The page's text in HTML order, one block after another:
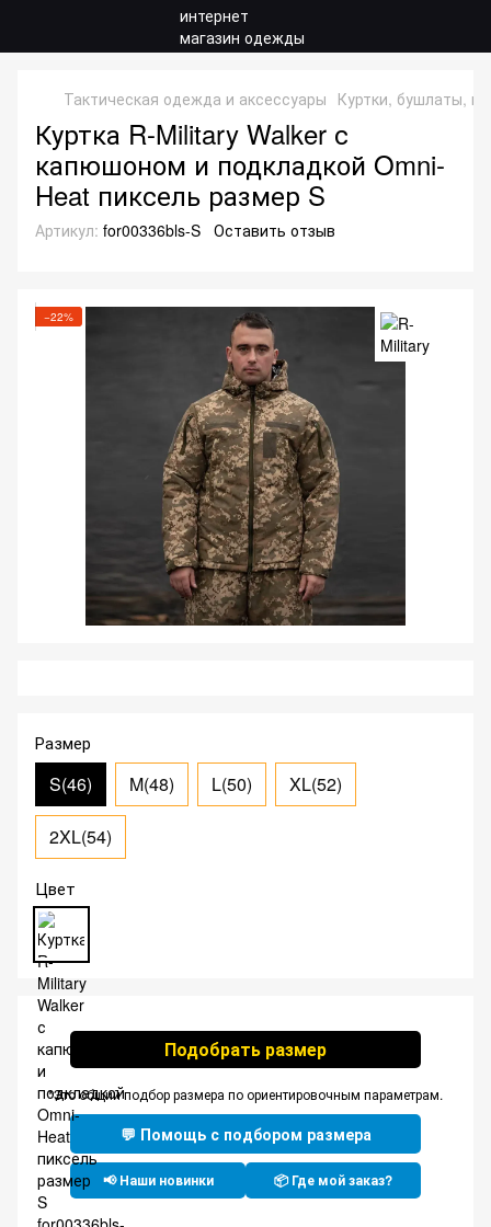
Тактическая одежда и аксессуары Куртки, бушлаты,
Куртка R-Military Walker с
капюшоном и подкладкой Omni-
Heat пиксель размер S
Артикул: for00336bls-S Оставить отзыв
−22%
Размер
S(46) M(48) L(50) XL(52)
2XL(54)
Цвет
Подобрать размер
*Это общий подбор размера по ориентировочным параметрам.
💬 Помощь с подбором размера
📢 Наши новинки 📦 Где мой заказ?